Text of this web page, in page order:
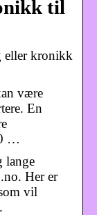
til
eller kronikk
være
En
…
lange
Her er
vil